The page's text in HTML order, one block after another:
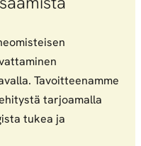
Tavoitteenamme
tarjoamalla
tukea ja